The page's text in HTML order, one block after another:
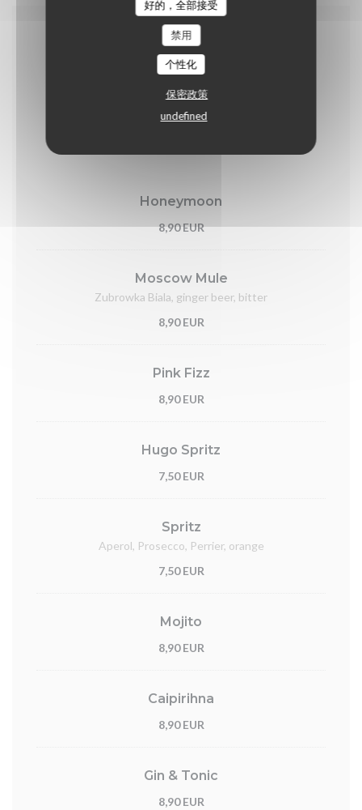
好的，全部接受
禁用
个性化
保密政策
undefined
Les boissons
Honeymoon
8,90 EUR
Moscow Mule
Zubrowka Biala, ginger beer, bitter
8,90 EUR
Pink Fizz
8,90 EUR
Hugo Spritz
7,50 EUR
Spritz
Aperol, Prosecco, Perrier, orange
7,50 EUR
Mojito
8,90 EUR
Caipirihna
8,90 EUR
Gin & Tonic
8,90 EUR